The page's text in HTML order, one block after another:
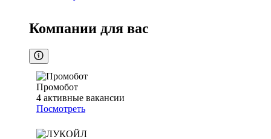
Компании для вас
Промобот
4 активные вакансии
Посмотреть